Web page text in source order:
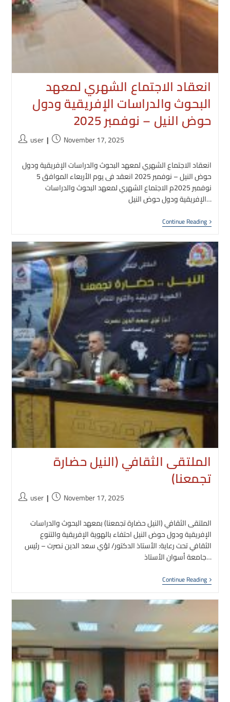
انعقاد الاجتماع الشهري لمعهد
البحوث والدراسات الإفريقية ودول
حوض النيل – نوفمبر 2025
Postuser
PostNovember 17, 2025
انعقاد الاجتماع الشهري لمعهد البحوث والدراسات الإفريقية ودول
حوض النيل – نوفمبر 2025 انعقد فى يوم الأربعاء الموافق 5
نوفمبر 2025م الاجتماع الشهري لمعهد البحوث والدراسات
الإفريقية ودول حوض النيل…
Continue Readingانعقاد
الاجتماع
لمعهد
البحوث
الملتقى الثقافي (النيل حضارة
تجمعنا)
Postuser
PostNovember 17, 2025
الملتقى الثقافي (النيل حضارة تجمعنا) بمعهد البحوث والدراسات
الإفريقية ودول حوض النيل احتفاء بالهوية الإفريقية والتنوع
الثقافي تحت رعاية: الأستاذ الدكتور/ لؤي سعد الدين نصرت – رئيس
جامعة أسوان الأستاذ…
Continue Readingالملتقى
الثقافي